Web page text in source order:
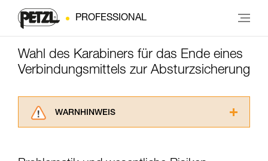
PROFESSIONAL
Wahl des Karabiners für das Ende eines
Verbindungsmittels zur Absturzsicherung
WARNHINWEIS
aufmerksam durch, bevor Sie diesen zu Rate